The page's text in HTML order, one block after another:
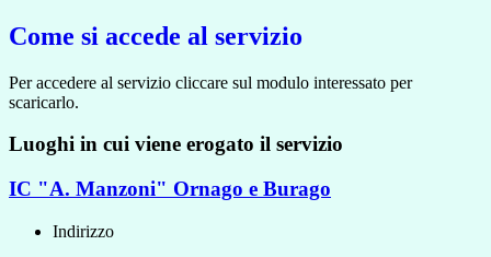
Come si accede al servizio
Per accedere al servizio cliccare sul modulo interessato per
scaricarlo.
Luoghi in cui viene erogato il servizio
IC "A. Manzoni" Ornago e Burago
Indirizzo